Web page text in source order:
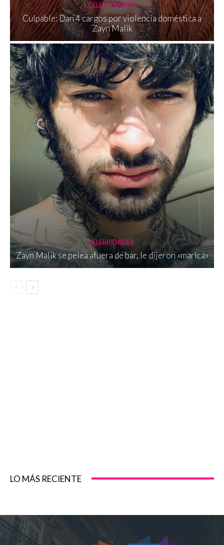
CELEBRIDADES
Culpable: Dan 4 cargos por violencia doméstica a
Zayn Malik
CELEBRIDADES
Zayn Malik se pelea afuera de bar, le dijeron «marica»
LO MÁS RECIENTE